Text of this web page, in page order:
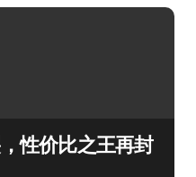
性价比之王再封